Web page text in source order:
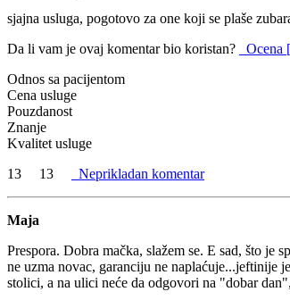
sjajna usluga, pogotovo za one koji se plaše
Da li vam je ovaj komentar bio koristan?
Ocena
Odnos sa pacijentom
Cena usluge
Pouzdanost
Znanje
Kvalitet usluge
13
13 Neprikladan komentar
Maja
Prespora. Dobra mačka, slažem se. E sad, što je
ne uzma novac, garanciju ne naplaćuje...jeftinije
stolici, a na ulici neće da odgovori na "dobar